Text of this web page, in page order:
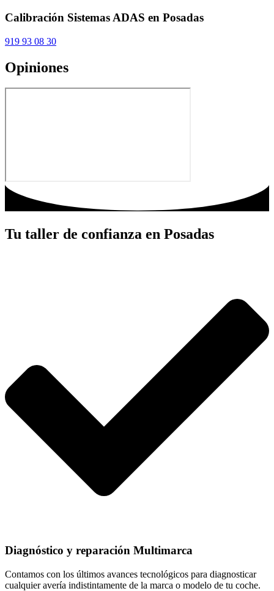
Calibración Sistemas ADAS en Posadas
919 93 08 30
Opiniones
Tu taller de confianza en Posadas
Diagnóstico y reparación Multimarca
Contamos con los últimos avances tecnológicos para diagnosticar
cualquier avería indistintamente de la marca o modelo de tu coche.